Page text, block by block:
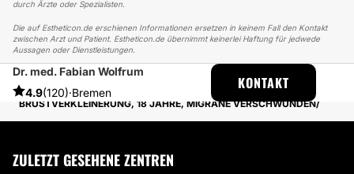
durch Ärzte oder Spezialisten.
Die auf Estheticon.de erschienen Informationen ersetzen in keinem Fall den Kontakt
zwischen Arzt und Patient. Estheticon.de übernimmt keinerlei Haftung für jedwede
Aussagen oder Dienstleistungen.
Dr. med. Fabian Wolfrum
4.9(120)·Bremen
KONTAKT
ESTHETICON
ERFAHRUNGSBERICHTE
ERFAHRUNGSBERICHTE ÜBER BRUSTVERKLEINERUNG
BRUSTVERKLEINERUNG, 18 JAHRE, MIGRÄNE VERSCHWUNDEN
ZULETZT GESEHENE ZENTREN